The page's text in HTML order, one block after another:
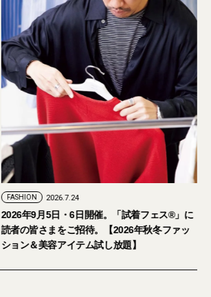
FASHION 2026.7.24
2026年9月5日・6日開催。「試着フェス®︎」に
読者の皆さまをご招待。【2026年秋冬ファッ
ション＆美容アイテム試し放題】